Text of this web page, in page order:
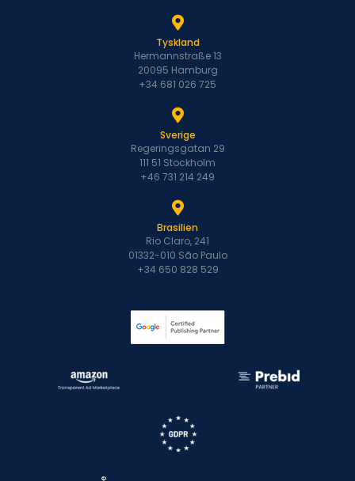
Tyskland
Hermannstraße 13
20095 Hamburg
+34 681 026 725
Sverige
Regeringsgatan 29
111 51 Stockholm
+46 731 214 249
Brasilien
Rio Claro, 241
01332-010 São Paulo
+34 650 828 529